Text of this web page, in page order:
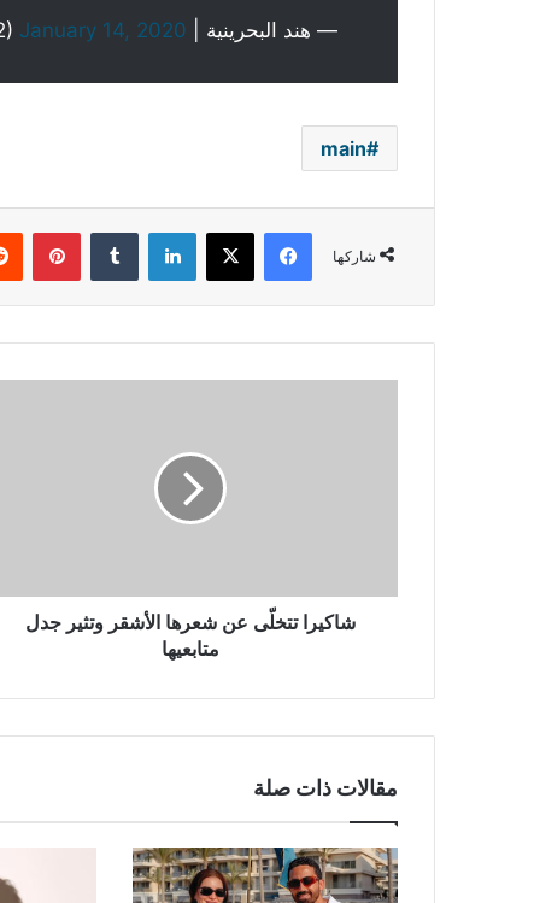
— هند البحرينية | Hind Al Bahrainia (@hind_bh2) January 14, 2020
main
شاركها
فيسبوك ‫X لينكدإن
شاكيرا تتخلّى عن شعرها الأشقر وتثير جدل
متابعيها
مقالات ذات صلة